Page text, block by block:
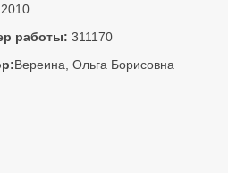
2010
работы: 311170
Вереина, Ольга Борисовна